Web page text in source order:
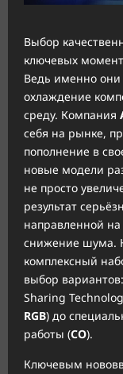
Выбор
ключевых
Ведь именно они
охлаждение
среду. Компания
себя на рынке,
пополнение в
новые модели
не просто
результат
направленной
снижение шума.
комплексный
выбор
Sharing
RGB) до
работы (CO).
Ключевым